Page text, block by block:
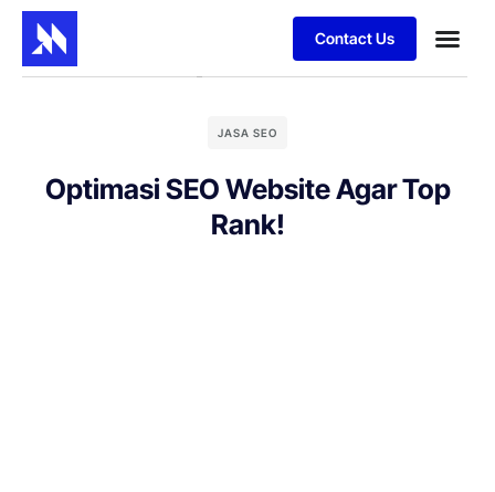
Contact Us
JASA SEO
Optimasi SEO Website Agar Top
Rank!